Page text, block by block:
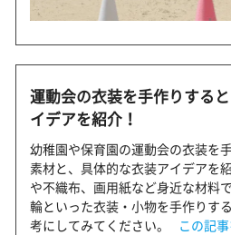
運動会の衣装を手作りする
イデアを紹介！
幼稚園や保育園の運動会の衣装を
素材と、具体的な衣装アイデアを
や不織布、画用紙など身近な材料
輪といった衣装・小物を手作りす
考にしてみてください。
この記